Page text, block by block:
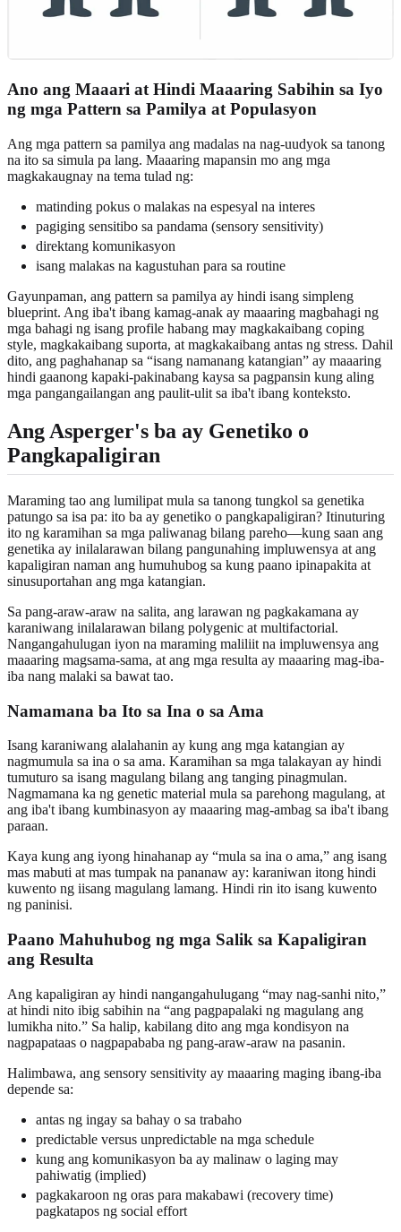
Ano ang Maaari at Hindi Maaaring Sabihin sa Iyo
ng mga Pattern sa Pamilya at Populasyon
Ang mga pattern sa pamilya ang madalas na nag-uudyok sa tanong
na ito sa simula pa lang. Maaaring mapansin mo ang mga
magkakaugnay na tema tulad ng:
matinding pokus o malakas na espesyal na interes
pagiging sensitibo sa pandama (sensory sensitivity)
direktang komunikasyon
isang malakas na kagustuhan para sa routine
Gayunpaman, ang pattern sa pamilya ay hindi isang simpleng
blueprint. Ang iba't ibang kamag-anak ay maaaring magbahagi ng
mga bahagi ng isang profile habang may magkakaibang coping
style, magkakaibang suporta, at magkakaibang antas ng stress. Dahil
dito, ang paghahanap sa “isang namanang katangian” ay maaaring
hindi gaanong kapaki-pakinabang kaysa sa pagpansin kung aling
mga pangangailangan ang paulit-ulit sa iba't ibang konteksto.
Ang Asperger's ba ay Genetiko o
Pangkapaligiran
Maraming tao ang lumilipat mula sa tanong tungkol sa genetika
patungo sa isa pa: ito ba ay genetiko o pangkapaligiran? Itinuturing
ito ng karamihan sa mga paliwanag bilang pareho—kung saan ang
genetika ay inilalarawan bilang pangunahing impluwensya at ang
kapaligiran naman ang humuhubog sa kung paano ipinapakita at
sinusuportahan ang mga katangian.
Sa pang-araw-araw na salita, ang larawan ng pagkakamana ay
karaniwang inilalarawan bilang polygenic at multifactorial.
Nangangahulugan iyon na maraming maliliit na impluwensya ang
maaaring magsama-sama, at ang mga resulta ay maaaring mag-iba-
iba nang malaki sa bawat tao.
Namamana ba Ito sa Ina o sa Ama
Isang karaniwang alalahanin ay kung ang mga katangian ay
nagmumula sa ina o sa ama. Karamihan sa mga talakayan ay hindi
tumuturo sa isang magulang bilang ang tanging pinagmulan.
Nagmamana ka ng genetic material mula sa parehong magulang, at
ang iba't ibang kumbinasyon ay maaaring mag-ambag sa iba't ibang
paraan.
Kaya kung ang iyong hinahanap ay “mula sa ina o ama,” ang isang
mas mabuti at mas tumpak na pananaw ay: karaniwan itong hindi
kuwento ng iisang magulang lamang. Hindi rin ito isang kuwento
ng paninisi.
Paano Mahuhubog ng mga Salik sa Kapaligiran
ang Resulta
Ang kapaligiran ay hindi nangangahulugang “may nag-sanhi nito,”
at hindi nito ibig sabihin na “ang pagpapalaki ng magulang ang
lumikha nito.” Sa halip, kabilang dito ang mga kondisyon na
nagpapataas o nagpapababa ng pang-araw-araw na pasanin.
Halimbawa, ang sensory sensitivity ay maaaring maging ibang-iba
depende sa:
antas ng ingay sa bahay o sa trabaho
predictable versus unpredictable na mga schedule
kung ang komunikasyon ba ay malinaw o laging may
pahiwatig (implied)
pagkakaroon ng oras para makabawi (recovery time)
pagkatapos ng social effort